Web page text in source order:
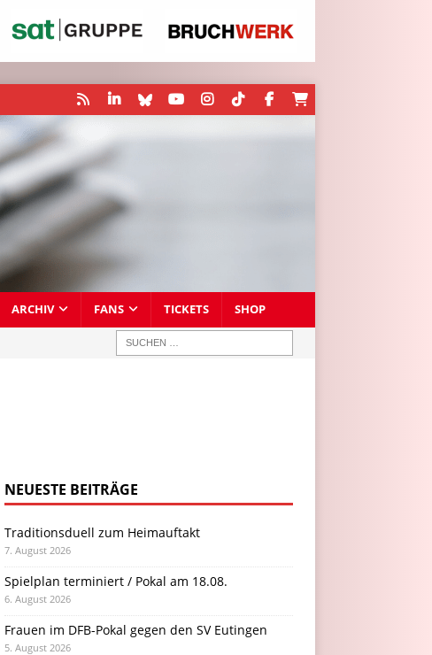
ARCHIV FANS TICKETS SHOP
NEUESTE BEITRÄGE
Traditionsduell zum Heimauftakt
7. August 2026
Spielplan terminiert / Pokal am 18.08.
6. August 2026
Frauen im DFB-Pokal gegen den SV Eutingen
5. August 2026